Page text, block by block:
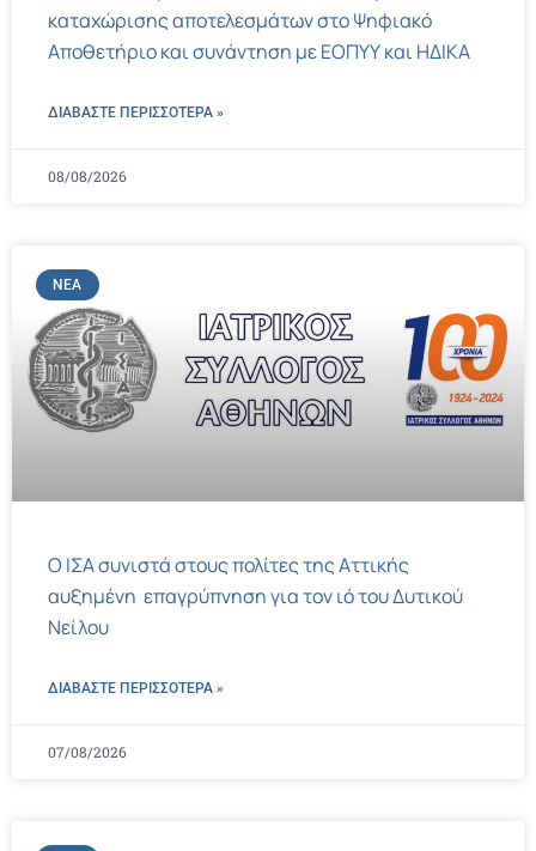
καταχώρισης αποτελεσμάτων στο Ψηφιακό
Αποθετήριο και συνάντηση με ΕΟΠΥΥ και ΗΔΙΚΑ
ΔΙΑΒΑΣΤΕ ΠΕΡΙΣΣΌΤΕΡΑ »
08/08/2026
ΝΈΑ
Ο ΙΣΑ συνιστά στους πολίτες της Αττικής
αυξημένη επαγρύπνηση για τον ιό του Δυτικού
Νείλου
ΔΙΑΒΑΣΤΕ ΠΕΡΙΣΣΌΤΕΡΑ »
07/08/2026